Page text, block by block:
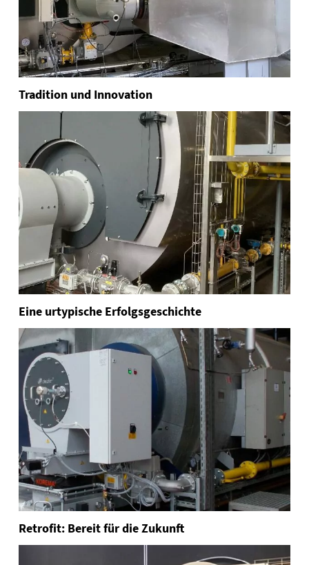
Tradition und Innovation
Eine urtypische Erfolgsgeschichte
Retrofit: Bereit für die Zukunft